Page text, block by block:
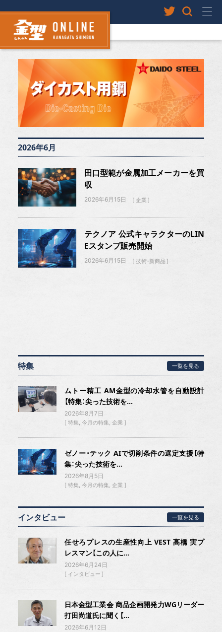
2026年6月
田口型範が金属加工メーカーを買
収
2026年6月15日 企業
テクノア 公式キャラクターのLIN
Eスタンプ販売開始
2026年6月15日 技術・新商品
特集 一覧を見る
ムトー精工 AM金型の冷却水管を自動設計
【特集：尖った技術を...
2026年8月7日
特集 今月の特集 企業
ゼノー・テック AIで切削条件の選定支援【特
集：尖った技術を...
2026年8月5日
特集 今月の特集 企業
インタビュー 一覧を見る
任せろプレスの生産性向上 VEST 高橋 実プ
レスマン【この人に...
2026年6月24日
インタビュー
日本金型工業会 商品企画開発力WGリーダー
打田尚道氏に聞く【...
2026年6月12日